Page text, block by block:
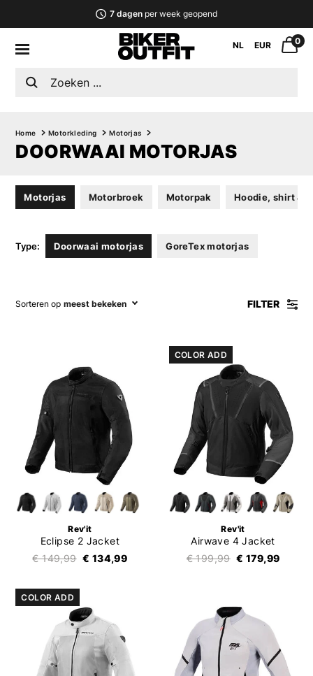
7 dagenper week geopend
NL EUR 0
Home Motorkleding Motorjas
DOORWAAI MOTORJAS
Motorjas Motorbroek Motorpak Hoodie, shirt &
Type: Doorwaai motorjas GoreTex motorjas
Sorteren op meest bekeken FILTER
Rev'it
Eclipse 2 Jacket
€ 149,99 € 134,99
COLOR ADD
Rev'it
Airwave 4 Jacket
€ 199,99 € 179,99
COLOR ADD